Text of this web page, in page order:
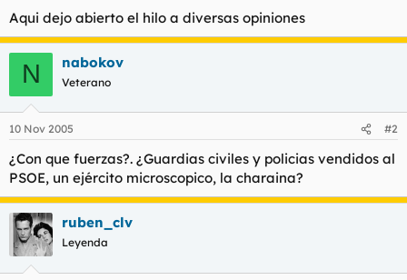
e
m
a
Aqui dejo abierto el hilo a diversas opiniones
N nabokov
Veterano
10 Nov 2005 #2
¿Con que fuerzas?. ¿Guardias civiles y policias vendidos al
PSOE, un ejército microscopico, la charaina?
ruben_clv
Leyenda